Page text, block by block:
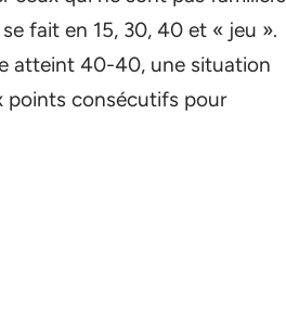
fait en 15, 30, 40 et « jeu ».
atteint 40-40, une situation
points consécutifs pour